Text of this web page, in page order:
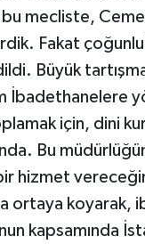
mecliste,
Fakat
Büyük
İbadethanelere
için, dini
Bu
hizmet
ortaya koyarak,
kapsamında